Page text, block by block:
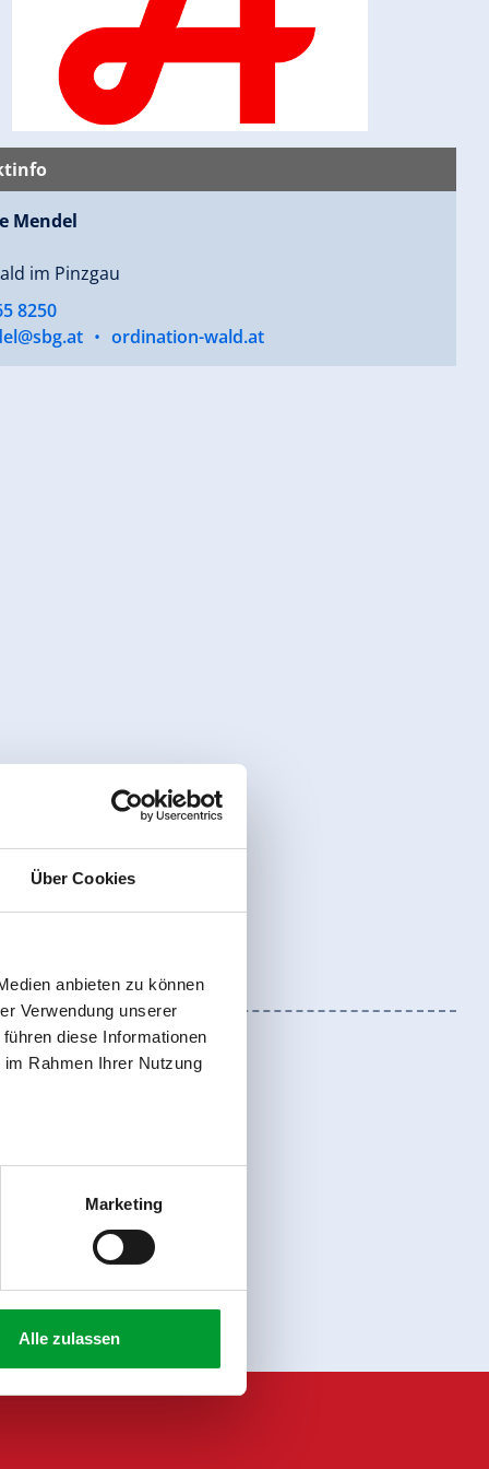
Über Cookies
anbieten zu können
Verwendung unserer
diese Informationen
Rahmen Ihrer Nutzung
Marketing
Alle zulassen
Mendel
im Pinzgau
8250
• ordination-wald.at
Anmelden